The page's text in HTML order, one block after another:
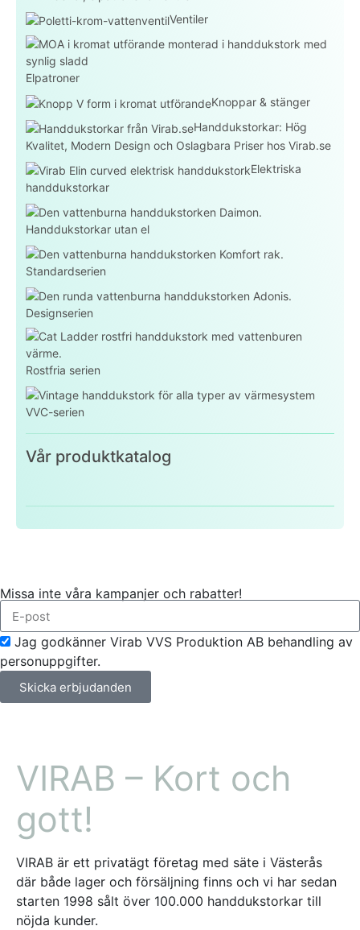
Ventiler
Elpatroner
Knoppar & stänger
Handdukstorkar: Hög
Kvalitet, Modern Design och Oslagbara Priser hos Virab.se
Elektriska
handdukstorkar
Handdukstorkar utan el
Standardserien
Designserien
Rostfria serien
VVC-serien
Vår produktkatalog
Missa inte våra kampanjer och rabatter!
Jag godkänner Virab VVS Produktion AB behandling av
personuppgifter.
Skicka erbjudanden
VIRAB – Kort och
gott!
VIRAB är ett privatägt företag med säte i Västerås
där både lager och försäljning finns och vi har sedan
starten 1998 sålt över 100.000 handdukstorkar till
nöjda kunder.